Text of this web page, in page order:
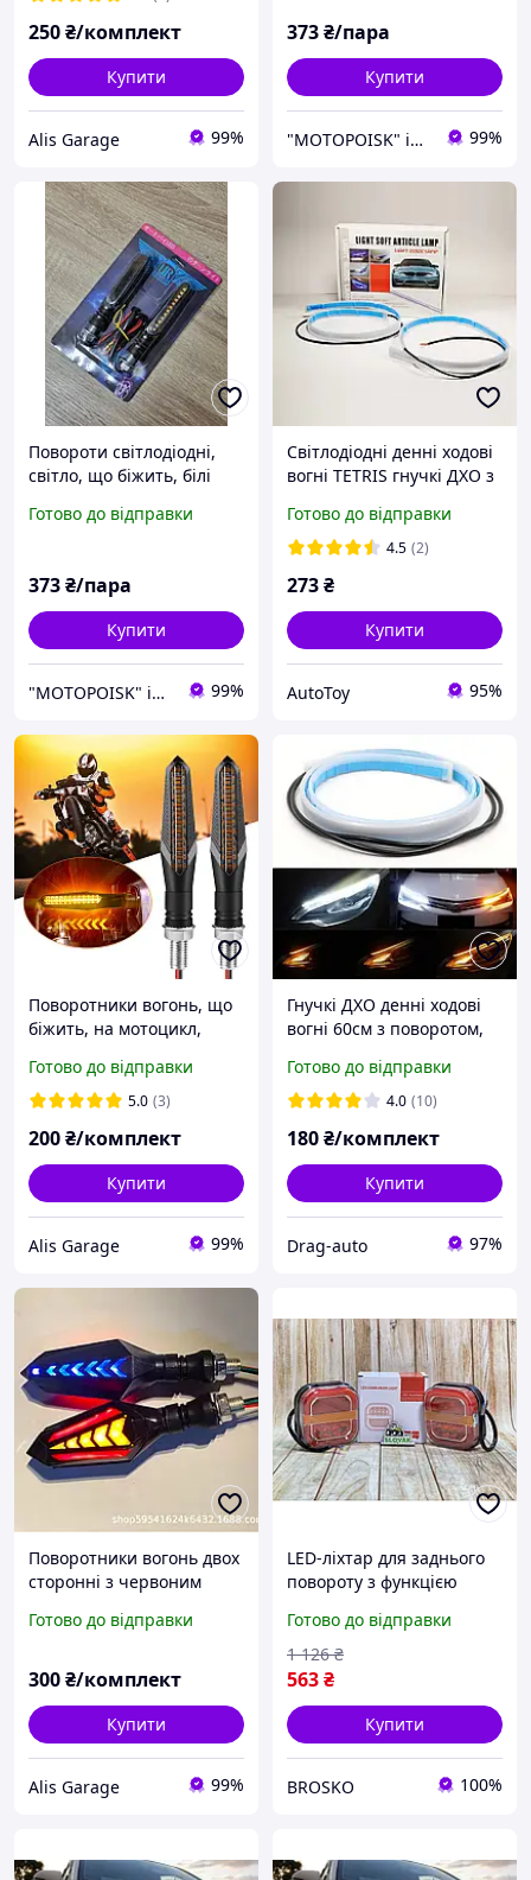
250₴/комплект
Купити
Alis Garage 99%
373₴/пара
Купити
"MOTOPOISK" інтернет-магазин мотозапчастин та аксесуарів 99%
Повороти світлодіодні,
світло, що біжить, білі
Готово до відправки
373₴/пара
Купити
"MOTOPOISK" інтернет-магазин мотозапчастин та аксесуарів 99%
Світлодіодні денні ходові
вогні TETRIS гнучкі ДХО з
60см (к-т 2шт.)
Готово до відправки
4.5 (2)
273₴
Купити
AutoToy 95%
Поворотники вогонь, що
біжить, на мотоцикл,
квадроцикл,
електровелосипед LED
Готово до відправки
5.0 (3)
200₴/комплект
Купити
Alis Garage 99%
Гнучкі ДХО денні ходові
вогні 60см з поворотом,
2-шт)
Готово до відправки
4.0 (10)
180₴/комплект
Купити
Drag-auto 97%
Поворотники вогонь двох
сторонні з червоним
мопед, скутер,
ДИНАМІЧНІ (2шт.)
Готово до відправки
300₴/комплект
Купити
Alis Garage 99%
LED-ліхтар для заднього
повороту з функцією
12-36V розміри
110x110x40 мм
Готово до відправки
563₴
1 126 ₴
Купити
BROSKO 100%